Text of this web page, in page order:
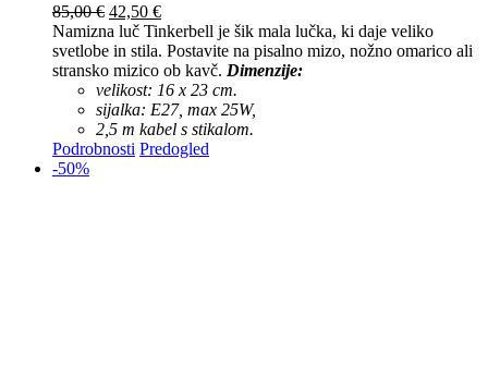
85,00€ 42,50 €
Namizna luč Tinkerbell je šik mala lučka, ki daje veliko
svetlobe in stila. Postavite na pisalno mizo, nožno omarico ali
stransko mizico ob kavč. Dimenzije:
velikost: 16 x 23 cm.
sijalka: E27, max 25W,
2,5 m kabel s stikalom.
Podrobnosti Predogled
-50%